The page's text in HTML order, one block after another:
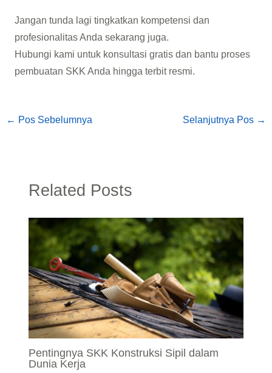
Jangan tunda lagi tingkatkan kompetensi dan
profesionalitas Anda sekarang juga.
Hubungi kami untuk konsultasi gratis dan bantu proses
pembuatan SKK Anda hingga terbit resmi.
← Pos Sebelumnya Selanjutnya Pos →
Related Posts
Pentingnya SKK Konstruksi Sipil dalam
Dunia Kerja